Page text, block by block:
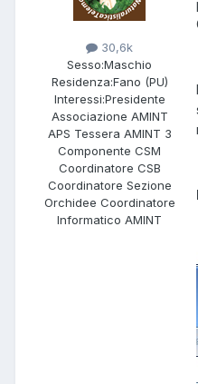
30,6k
Sesso:Maschio
Residenza:Fano (PU)
Interessi:Presidente
Associazione AMINT
APS Tessera AMINT 3
Componente CSM
Coordinatore CSB
Coordinatore Sezione
Orchidee Coordinatore
Informatico AMINT